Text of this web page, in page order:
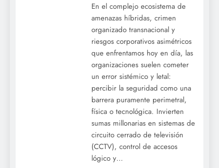
En el complejo ecosistema de
amenazas híbridas, crimen
organizado transnacional y
riesgos corporativos asimétricos
que enfrentamos hoy en día, las
organizaciones suelen cometer
un error sistémico y letal:
percibir la seguridad como una
barrera puramente perimetral,
física o tecnológica. Invierten
sumas millonarias en sistemas de
circuito cerrado de televisión
(CCTV), control de accesos
lógico y…